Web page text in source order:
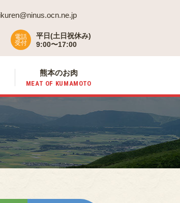
電話
受付
平日(土日祝休み)
9:00〜17:00
熊本のお肉
MEAT OF KUMAMOTO